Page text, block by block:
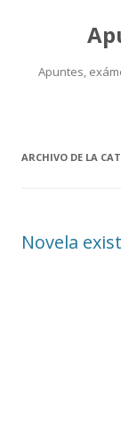
Apuntes,
ARCHIVO DE LA
Novela